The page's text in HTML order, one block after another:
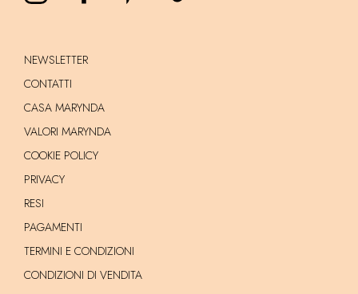
NEWSLETTER
CONTATTI
CASA MARYNDA
VALORI MARYNDA
COOKIE POLICY
PRIVACY
RESI
PAGAMENTI
TERMINI E CONDIZIONI
CONDIZIONI DI VENDITA